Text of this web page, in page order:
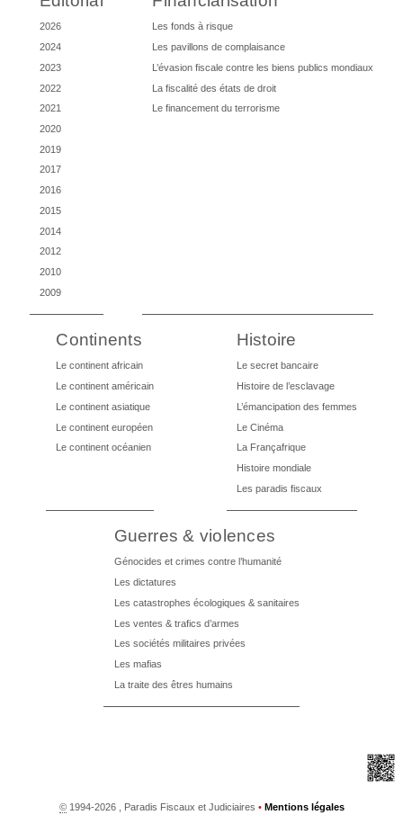
2026
2024
2023
2022
2021
2020
2019
2017
2016
2015
2014
2012
2010
2009
Les fonds à risque
Les pavillons de complaisance
L’évasion fiscale contre les biens publics mondiaux
La fiscalité des états de droit
Le financement du terrorisme
Continents
Le continent africain
Le continent américain
Le continent asiatique
Le continent européen
Le continent océanien
Histoire
Le secret bancaire
Histoire de l’esclavage
L’émancipation des femmes
Le Cinéma
La Françafrique
Histoire mondiale
Les paradis fiscaux
Guerres & violences
Génocides et crimes contre l’humanité
Les dictatures
Les catastrophes écologiques & sanitaires
Les ventes & trafics d’armes
Les sociétés militaires privées
Les mafias
La traite des êtres humains
©1994-2026 , Paradis Fiscaux et Judiciaires • Mentions légales